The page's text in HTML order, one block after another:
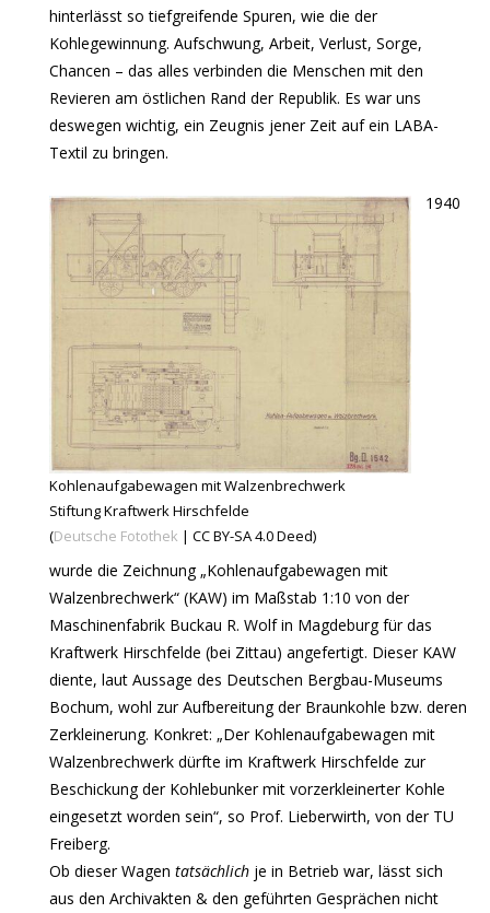
hinterlässt so tiefgreifende Spuren, wie die der
Kohlegewinnung. Aufschwung, Arbeit, Verlust, Sorge,
Chancen – das alles verbinden die Menschen mit den
Revieren am östlichen Rand der Republik. Es war uns
deswegen wichtig, ein Zeugnis jener Zeit auf ein LABA-
Textil zu bringen.
Kohlenaufgabewagen mit Walzenbrechwerk
Stiftung Kraftwerk Hirschfelde
(Deutsche Fotothek | CC BY-SA 4.0 Deed)
1940
wurde die Zeichnung „Kohlenaufgabewagen mit
Walzenbrechwerk“ (KAW) im Maßstab 1:10 von der
Maschinenfabrik Buckau R. Wolf in Magdeburg für das
Kraftwerk Hirschfelde (bei Zittau) angefertigt. Dieser KAW
diente, laut Aussage des Deutschen Bergbau-Museums
Bochum, wohl zur Aufbereitung der Braunkohle bzw. deren
Zerkleinerung. Konkret: „Der Kohlenaufgabewagen mit
Walzenbrechwerk dürfte im Kraftwerk Hirschfelde zur
Beschickung der Kohlebunker mit vorzerkleinerter Kohle
eingesetzt worden sein“, so Prof. Lieberwirth, von der TU
Freiberg.
Ob dieser Wagen tatsächlich je in Betrieb war, lässt sich
aus den Archivakten & den geführten Gesprächen nicht